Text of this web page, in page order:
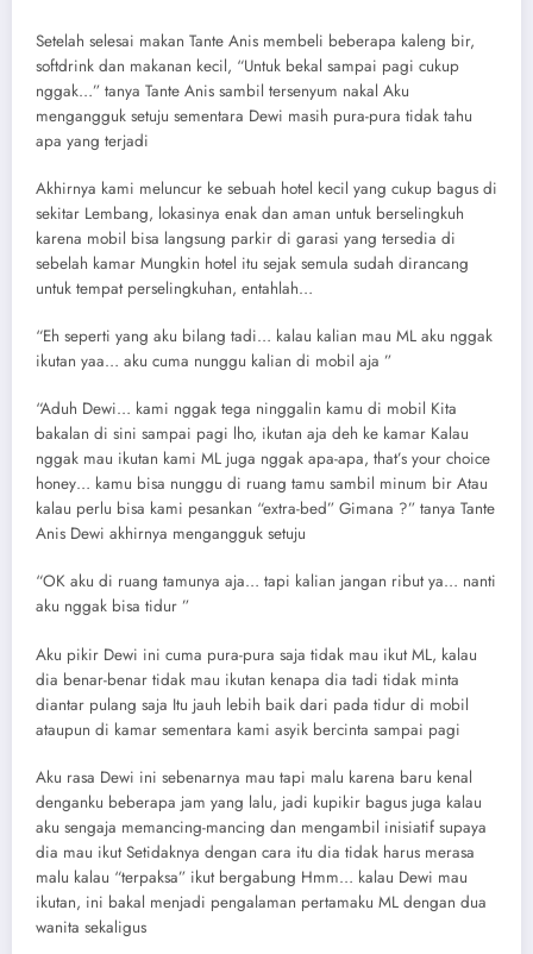
Setelah selesai makan Tante Anis membeli beberapa kaleng bir,
softdrink dan makanan kecil, “Untuk bekal sampai pagi cukup
nggak…” tanya Tante Anis sambil tersenyum nakal Aku
mengangguk setuju sementara Dewi masih pura-pura tidak tahu
apa yang terjadi
Akhirnya kami meluncur ke sebuah hotel kecil yang cukup bagus di
sekitar Lembang, lokasinya enak dan aman untuk berselingkuh
karena mobil bisa langsung parkir di garasi yang tersedia di
sebelah kamar Mungkin hotel itu sejak semula sudah dirancang
untuk tempat perselingkuhan, entahlah…
“Eh seperti yang aku bilang tadi… kalau kalian mau ML aku nggak
ikutan yaa… aku cuma nunggu kalian di mobil aja ”
“Aduh Dewi… kami nggak tega ninggalin kamu di mobil Kita
bakalan di sini sampai pagi lho, ikutan aja deh ke kamar Kalau
nggak mau ikutan kami ML juga nggak apa-apa, that’s your choice
honey… kamu bisa nunggu di ruang tamu sambil minum bir Atau
kalau perlu bisa kami pesankan “extra-bed” Gimana ?” tanya Tante
Anis Dewi akhirnya mengangguk setuju
“OK aku di ruang tamunya aja… tapi kalian jangan ribut ya… nanti
aku nggak bisa tidur ”
Aku pikir Dewi ini cuma pura-pura saja tidak mau ikut ML, kalau
dia benar-benar tidak mau ikutan kenapa dia tadi tidak minta
diantar pulang saja Itu jauh lebih baik dari pada tidur di mobil
ataupun di kamar sementara kami asyik bercinta sampai pagi
Aku rasa Dewi ini sebenarnya mau tapi malu karena baru kenal
denganku beberapa jam yang lalu, jadi kupikir bagus juga kalau
aku sengaja memancing-mancing dan mengambil inisiatif supaya
dia mau ikut Setidaknya dengan cara itu dia tidak harus merasa
malu kalau “terpaksa” ikut bergabung Hmm… kalau Dewi mau
ikutan, ini bakal menjadi pengalaman pertamaku ML dengan dua
wanita sekaligus